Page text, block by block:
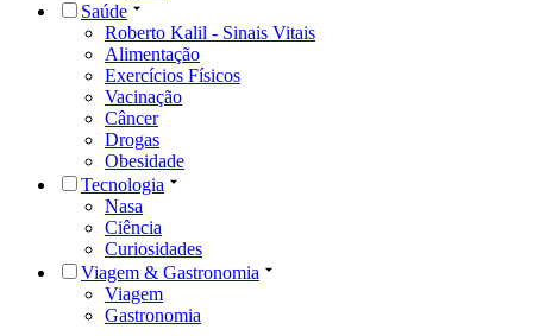
Saúde
Roberto Kalil - Sinais Vitais
Alimentação
Exercícios Físicos
Vacinação
Câncer
Drogas
Obesidade
Tecnologia
Nasa
Ciência
Curiosidades
Viagem & Gastronomia
Viagem
Gastronomia